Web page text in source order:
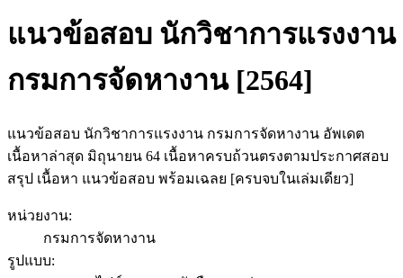
แนวข้อสอบ นักวิชาการแรงงาน
กรมการจัดหางาน [2564]
แนวข้อสอบ นักวิชาการแรงงาน กรมการจัดหางาน อัพเดต
เนื้อหาล่าสุด มิถุนายน 64 เนื้อหาครบถ้วนตรงตามประกาศสอบ
สรุป เนื้อหา แนวข้อสอบ พร้อมเฉลย [ครบจบในเล่มเดียว]
หน่วยงาน:
กรมการจัดหางาน
รูปแบบ: